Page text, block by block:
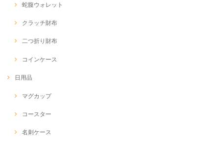
蛇腹ウォレット
クラッチ財布
二つ折り財布
コインケース
日用品
マグカップ
コースター
名刺ケース